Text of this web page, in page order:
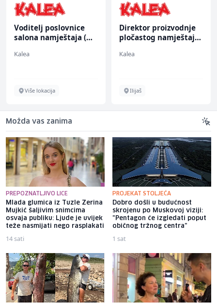
Voditelj poslovnice
salona namještaja (m/
Kalea
Više lokacija
Direktor proizvodnje
pločastog namještaja
Kalea
Ilijaš
Možda vas zanima
PREPOZNATLJIVO LICE
Mlada glumica iz Tuzle Zerina
Mujkić šaljivim snimcima
osvaja publiku: Ljude je uvijek
teže nasmijati nego rasplakati
14 sati
PROJEKAT STOLJEĆA
Dobro došli u budućnost
skrojenu po Muskovoj viziji:
"Pentagon će izgledati poput
običnog tržnog centra"
1 sat